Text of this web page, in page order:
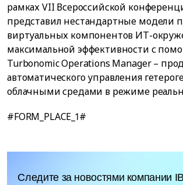
рамках VII Всероссийской
представил нестандартные модели
виртуальных компонентов ИТ-
максимальной эффективности с
Turbonomic Operations Manager –
автоматического управления
облачными средами в режиме
#FORM_PLACE_1#
Следите за новостями компании